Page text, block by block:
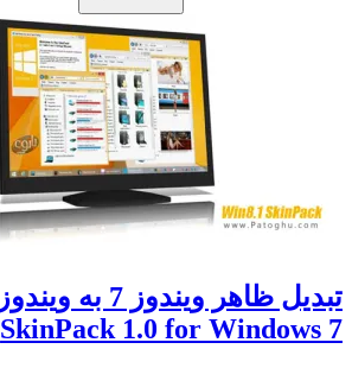
SkinPack 1.0 for Windows 7